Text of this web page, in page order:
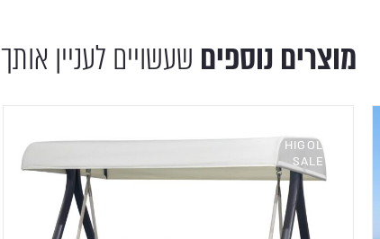
מוצרים נוספים שעשויים לעניין אותך
HIGOLD
SALE